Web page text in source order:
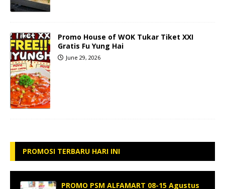
Promo House of WOK Tukar Tiket XXI
Gratis Fu Yung Hai
June 29, 2026
PROMOSI TERBARU HARI INI
PROMO PSM ALFAMART 08-15 Agustus